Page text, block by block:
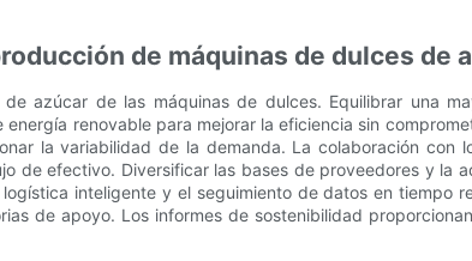
de máquinas de dulces de
azúcar de las máquinas de dulces. Equilibrar una
renovable para mejorar la eficiencia sin
la variabilidad de la demanda. La colaboración con
de efectivo. Diversificar las bases de proveedores y la
inteligente y el seguimiento de datos en tiempo
de apoyo. Los informes de sostenibilidad